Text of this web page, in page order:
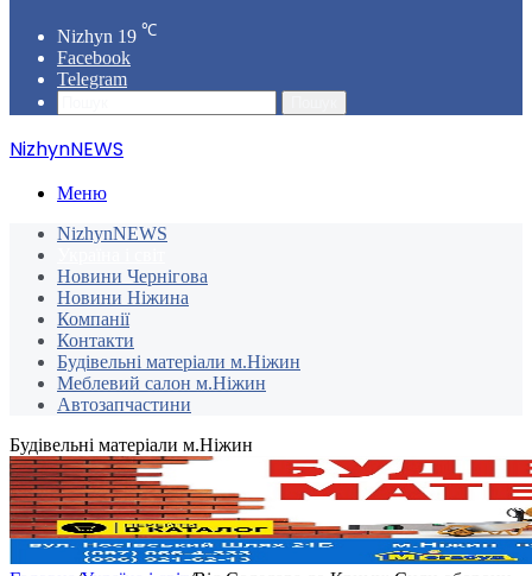
Nizhyn 19 ℃
Facebook
Telegram
NizhynNEWS
Меню
NizhynNEWS
Новини Чернігова
Новини Ніжина
Компанії
Контакти
Будівельні матеріали м.Ніжин
Меблевий салон м.Ніжин
Автозапчастини
Будівельні матеріали м.Ніжин